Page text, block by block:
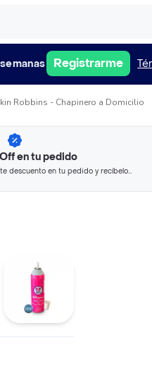
Registrarme
Robbins - Chapinero a Domicilio
en tu pedido
descuento en tu pedido y recíbelo